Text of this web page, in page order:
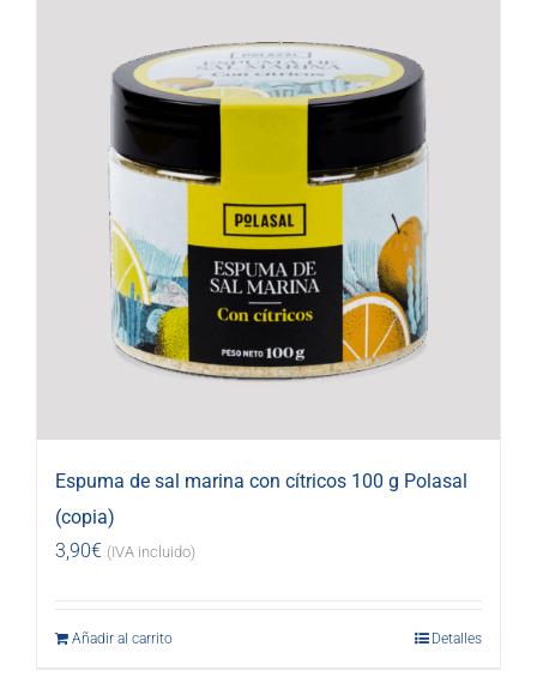
Espuma de sal marina con cítricos 100 g Polasal
(copia)
3,90€ (IVA incluido)
Añadir al carrito Detalles